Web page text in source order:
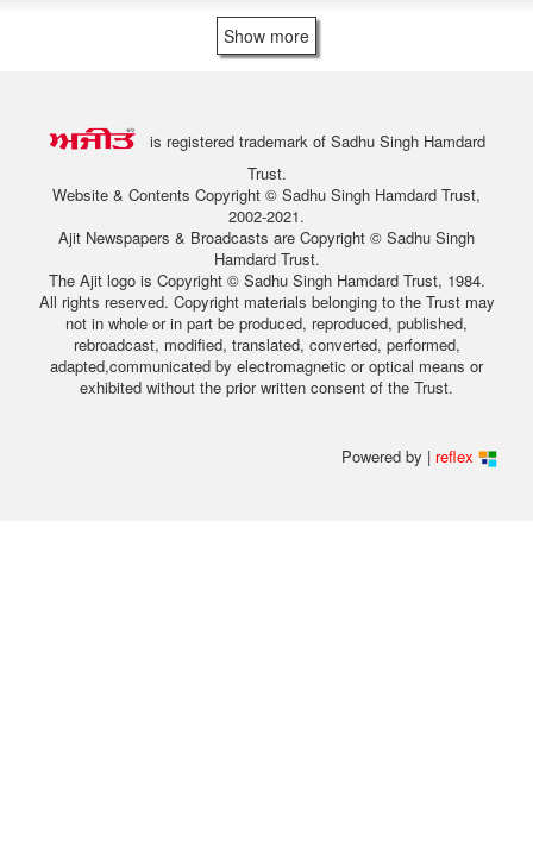
Show more
is registered trademark of Sadhu Singh Hamdard
Trust.
Website & Contents Copyright © Sadhu Singh Hamdard Trust,
2002-2021.
Ajit Newspapers & Broadcasts are Copyright © Sadhu Singh
Hamdard Trust.
The Ajit logo is Copyright © Sadhu Singh Hamdard Trust, 1984.
All rights reserved. Copyright materials belonging to the Trust may
not in whole or in part be produced, reproduced, published,
rebroadcast, modified, translated, converted, performed,
adapted,communicated by electromagnetic or optical means or
exhibited without the prior written consent of the Trust.
Powered by | reflex